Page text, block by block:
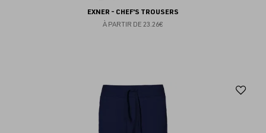
EXNER - CHEF'S TROUSERS
À PARTIR DE 23.26€